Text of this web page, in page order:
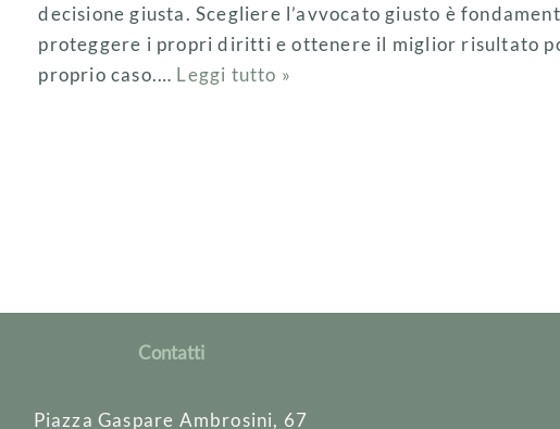
decisione giusta. Scegliere l’avvocato giusto è
proteggere i propri diritti e ottenere il miglior risultato
proprio caso.… Leggi tutto »
Contatti
Piazza Gaspare Ambrosini, 67